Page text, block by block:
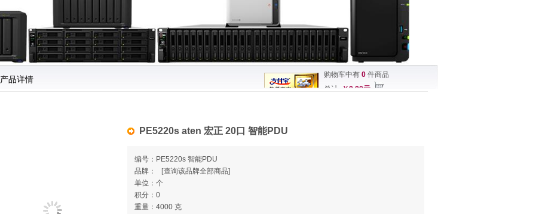
产品详情
购物车中有 0 件商品
总计
￥0.00元
PE5220s aten 宏正 20口 智能PDU
编号：PE5220s 智能PDU
品牌：
[查询该品牌全部商品]
单位：个
积分：0
重量：4000 克